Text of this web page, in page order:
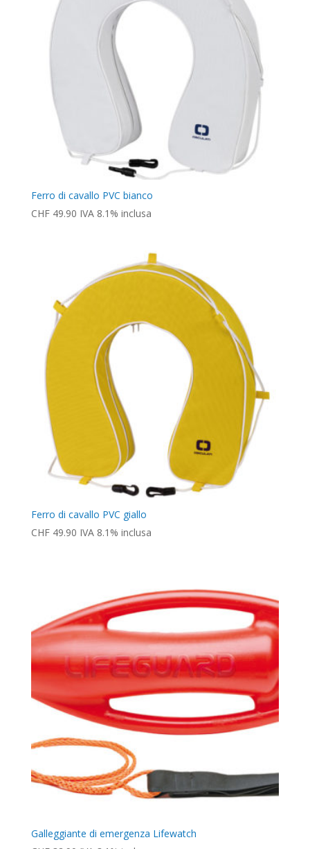
Ferro di cavallo PVC bianco
CHF49.90 IVA 8.1% inclusa
Ferro di cavallo PVC giallo
CHF49.90 IVA 8.1% inclusa
Galleggiante di emergenza Lifewatch